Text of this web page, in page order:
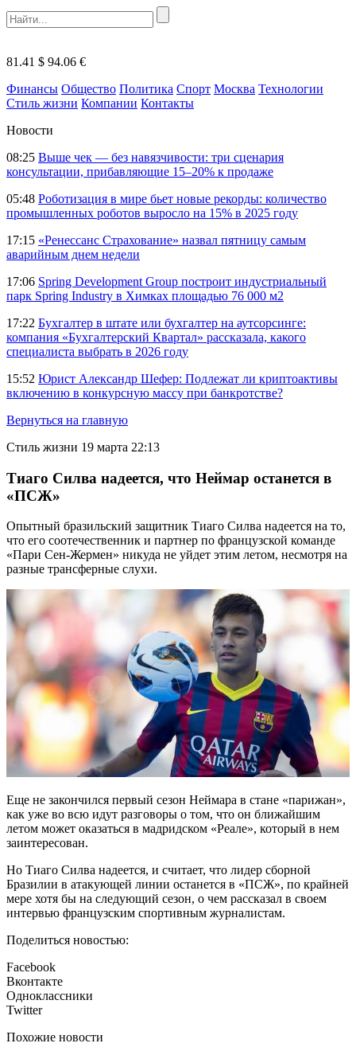
81.41 $ 94.06 €
Финансы Общество Политика Спорт Москва Технологии
Стиль жизни Компании Контакты
Новости
08:25 Выше чек — без навязчивости: три сценария
консультации, прибавляющие 15–20% к продаже
05:48 Роботизация в мире бьет новые рекорды: количество
промышленных роботов выросло на 15% в 2025 году
17:15 «Ренессанс Страхование» назвал пятницу самым
аварийным днем недели
17:06 Spring Development Group построит индустриальный
парк Spring Industry в Химках площадью 76 000 м2
17:22 Бухгалтер в штате или бухгалтер на аутсорсинге:
компания «Бухгалтерский Квартал» рассказала, какого
специалиста выбрать в 2026 году
15:52 Юрист Александр Шефер: Подлежат ли криптоактивы
включению в конкурсную массу при банкротстве?
Вернуться на главную
Стиль жизни 19 марта 22:13
Тиаго Силва надеется, что Неймар останется в
«ПСЖ»
Опытный бразильский защитник Тиаго Силва надеется на то,
что его соотечественник и партнер по французской команде
«Пари Сен-Жермен» никуда не уйдет этим летом, несмотря на
разные трансферные слухи.
Еще не закончился первый сезон Неймара в стане «парижан»,
как уже во всю идут разговоры о том, что он ближайшим
летом может оказаться в мадридском «Реале», который в нем
заинтересован.
Но Тиаго Силва надеется, и считает, что лидер сборной
Бразилии в атакующей линии останется в «ПСЖ», по крайней
мере хотя бы на следующий сезон, о чем рассказал в своем
интервью французским спортивным журналистам.
Поделиться новостью:
Facebook
Вконтакте
Одноклассники
Twitter
Похожие новости